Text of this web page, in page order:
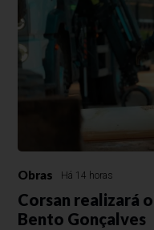
Obras Há 14 horas
Corsan realizará
Bento Gonçalves